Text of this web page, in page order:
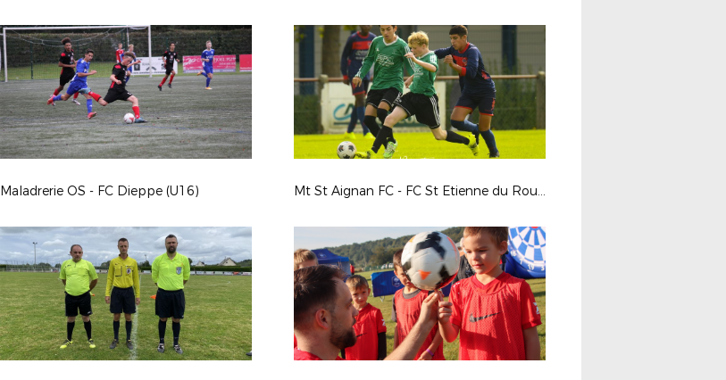
Maladrerie OS - FC Dieppe (U16) Mt St Aignan FC - FC St Etienne du Rouvray / Coupe Gambardella CA